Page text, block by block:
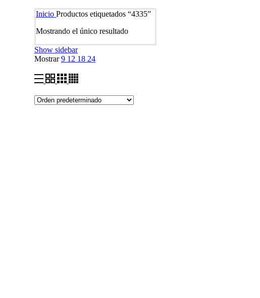
Inicio Productos etiquetados “4335”
Mostrando el único resultado
Show sidebar
Mostrar9 12 18 24